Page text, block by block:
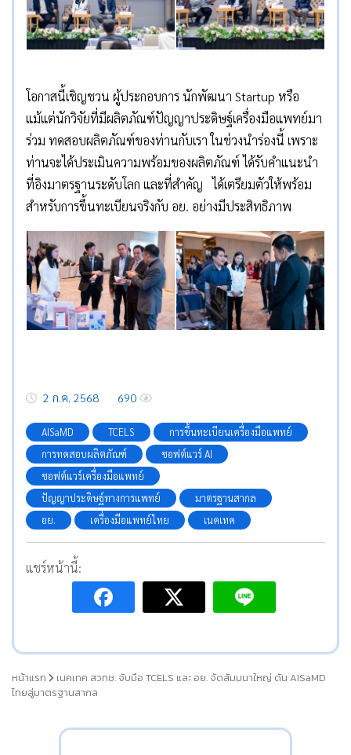
โอกาสนี้เชิญชวน ผู้ประกอบการ นักพัฒนา Startup หรือ
แม้แต่นักวิจัยที่มีผลิตภัณฑ์ปัญญาประดิษฐ์เครื่องมือแพทย์มา
ร่วม ทดสอบผลิตภัณฑ์ของท่านกับเรา ในช่วงนำร่องนี้ เพราะ
ท่านจะได้ประเมินความพร้อมของผลิตภัณฑ์ ได้รับคำแนะนำ
ที่อิงมาตรฐานระดับโลก และที่สำคัญ ได้เตรียมตัวให้พร้อม
สำหรับการขึ้นทะเบียนจริงกับ อย. อย่างมีประสิทธิภาพ
2 ก.ค. 2568 690
AISaMD TCELS
การขึ้นทะเบียนเครื่องมือแพทย์
การทดสอบผลิตภัณฑ์
ซอฟต์แวร์ AI
ซอฟต์แวร์เครื่องมือแพทย์
ปัญญาประดิษฐ์ทางการแพทย์
มาตรฐานสากล
อย.
เครื่องมือแพทย์ไทย เนคเทค
แชร์หน้านี้:
หน้าแรก
เนคเทค สวทช. จับมือ TCELS และ อย. จัดสัมมนาใหญ่ ดัน AISaMD
ไทยสู่มาตรฐานสากล